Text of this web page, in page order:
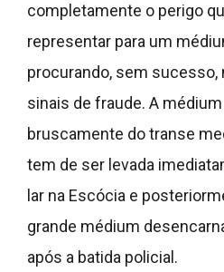
completamente o perigo
representar para um
procurando, sem
sinais de fraude. A
bruscamente do transe
tem de ser levada
lar na Escócia e
grande médium
após a batida policial.